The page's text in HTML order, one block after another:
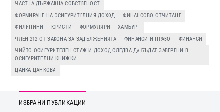
ЧАСТНА ДЪРЖАВНА СОБСТВЕНОСТ
ФОРМИРАНЕ НА ОСИГУРИТЕЛНИЯ ДОХОД
ФИНАНСОВО ОТЧИТАНЕ
ФИЛИПИНИ
ЮРИСТИ ФОРМУЛЯРИ
ХАМБУРГ
ЧЛЕН 212 ОТ ЗАКОНА ЗА ЗАДЪЛЖЕНИЯТА
ФИНАНСИ И ПРАВО
ФИНАНСИ
ЧИЙТО ОСИГУРИТЕЛЕН СТАЖ И ДОХОД СЛЕДВА ДА БЪДАТ ЗАВЕРЕНИ В
ОСИГУРИТЕЛНИ КНИЖКИ
ЦАНКА ЦАНКОВА
ИЗБРАНИ ПУБЛИКАЦИИ